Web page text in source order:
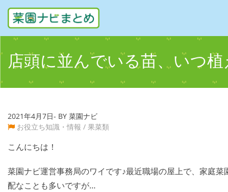
店頭に並んでいる苗、いつ
2021年4月7日- BY 菜園ナビ
お役立ち知識・情報 / 果菜類
こんにちは！
菜園ナビ運営事務局のワイです♪最近職場の屋上で、家庭
配なことも多いですが…